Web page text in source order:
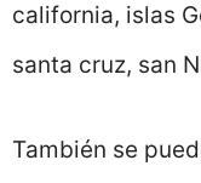
california, islas
santa cruz, san
También se